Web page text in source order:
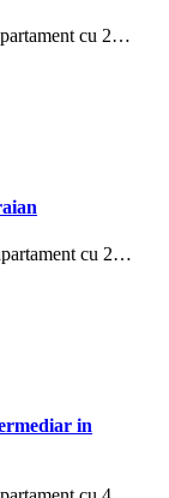
cu 2…
cu 2…
in